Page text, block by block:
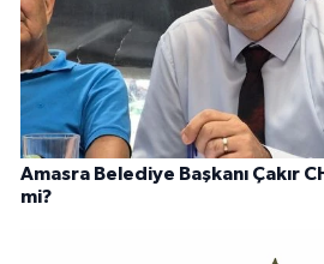
Amasra Belediye Başkanı Çakır
mi?